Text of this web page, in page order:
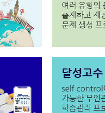
여러 유형의
출제하고 제
문제 생성 프
달성고수
self control
가능한 무인
학습관리 프